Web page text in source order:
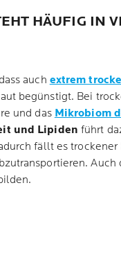
HÄUFIG IN
auch extrem
begünstigt. Bei
und das Mikrobiom
und Lipiden führt
fällt es trockener
Auch